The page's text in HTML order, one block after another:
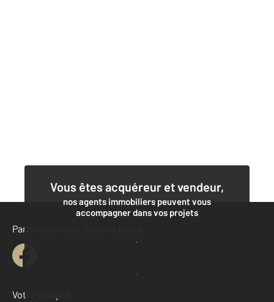
Vous êtes acquéreur et vendeur,
nos agents immobiliers peuvent vous
accompagner dans vos projets
Contacter l'agence
Demander une estimation
Parlons de vous, parlons biens
Votre compte :